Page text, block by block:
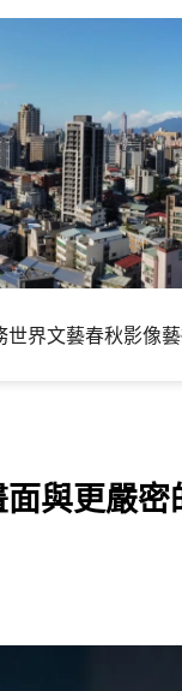
世界文藝春秋影像
與更嚴密